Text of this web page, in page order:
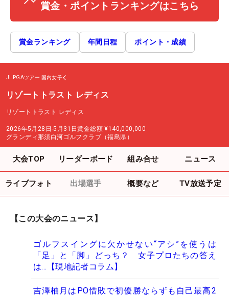
賞金・ポイントランキングはこちら
賞金ランキング 年間日程 ポイント・成績
JLPGAツアー 国内女子
リゾートトラスト レディス
リゾートトラスト レディス
2026年5月28日-5月31日賞金総額 ¥140,000,000
グランディ那須白河ゴルフクラブ（福島県）
大会TOP リーダーボード 組み合せ ニュース
ライブフォト 出場選手 概要など TV放送予定
【この大会のニュース】
ゴルフスイングに欠かせない“アシ”を使うは
「足」と「脚」どっち？ 女子プロたちの答え
は…【現地記者コラム】
吉澤柚月はPO惜敗で初優勝ならずも自己最高2